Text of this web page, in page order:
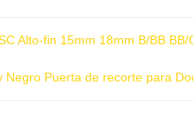
Alto-fin 15mm 18mm B/BB
Negro Puerta de recorte para